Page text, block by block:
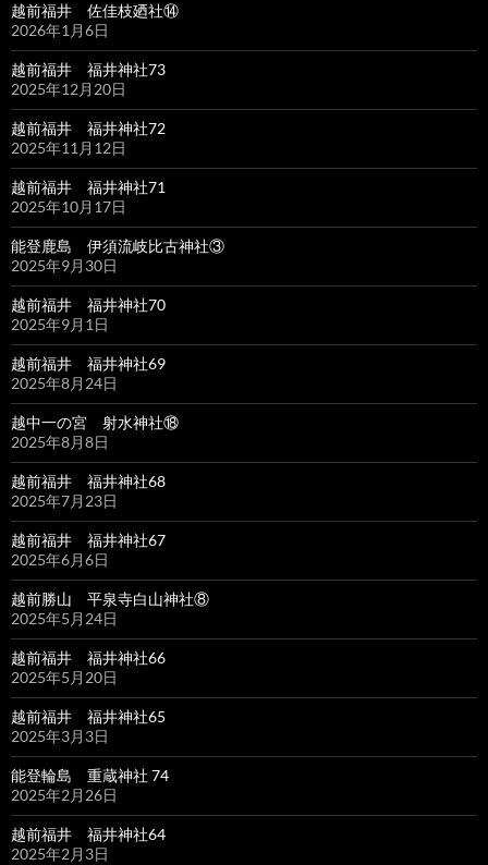
越前福井 佐佳枝廼社⑭
2026年1月6日
越前福井 福井神社73
2025年12月20日
越前福井 福井神社72
2025年11月12日
越前福井 福井神社71
2025年10月17日
能登鹿島 伊須流岐比古神社③
2025年9月30日
越前福井 福井神社70
2025年9月1日
越前福井 福井神社69
2025年8月24日
越中一の宮 射水神社⑱
2025年8月8日
越前福井 福井神社68
2025年7月23日
越前福井 福井神社67
2025年6月6日
越前勝山 平泉寺白山神社⑧
2025年5月24日
越前福井 福井神社66
2025年5月20日
越前福井 福井神社65
2025年3月3日
能登輪島 重蔵神社 74
2025年2月26日
越前福井 福井神社64
2025年2月3日